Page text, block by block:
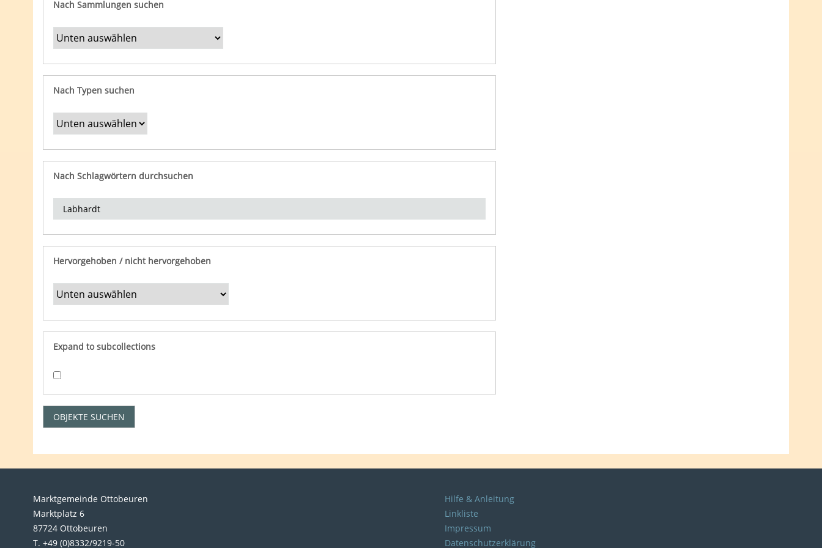
Nach Sammlungen suchen
Nach Typen suchen
Nach Schlagwörtern durchsuchen
Hervorgehoben / nicht hervorgehoben
Expand to subcollections
Marktgemeinde Ottobeuren
Marktplatz 6
87724 Ottobeuren
T. +49 (0)8332/9219-50
Hilfe & Anleitung
Linkliste
Impressum
Datenschutzerklärung